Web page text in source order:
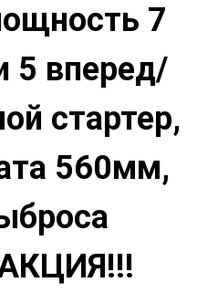
7
5 вперед/
стартер,
560мм,